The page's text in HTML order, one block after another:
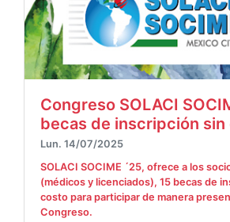
Congreso SOLACI
becas de inscripción
Lun. 14/07/2025
SOLACI SOCIME ´25, ofrece a los
(médicos y licenciados), 15 becas de
costo para participar de manera
Congreso.